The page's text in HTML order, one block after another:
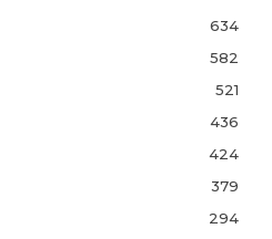
634
582
521
436
424
379
294